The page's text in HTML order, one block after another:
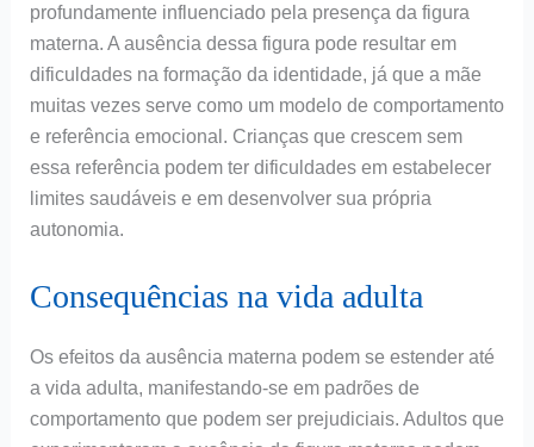
profundamente influenciado pela presença da figura
materna. A ausência dessa figura pode resultar em
dificuldades na formação da identidade, já que a mãe
muitas vezes serve como um modelo de comportamento
e referência emocional. Crianças que crescem sem
essa referência podem ter dificuldades em estabelecer
limites saudáveis e em desenvolver sua própria
autonomia.
Consequências na vida adulta
Os efeitos da ausência materna podem se estender até
a vida adulta, manifestando-se em padrões de
comportamento que podem ser prejudiciais. Adultos que